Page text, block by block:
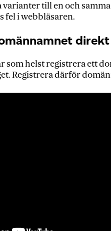
varianter till en och
fel i webbläsaren.
som helst registrera ett
Registrera därför